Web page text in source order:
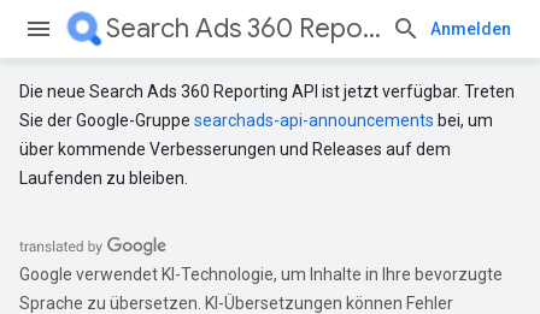
Search Ads 360 Reporting API Anmelden
Die neue Search Ads 360 Reporting API ist jetzt verfügbar. Treten
Sie der Google-Gruppe searchads-api-announcements bei, um
über kommende Verbesserungen und Releases auf dem
Laufenden zu bleiben.
Google verwendet KI-Technologie, um Inhalte in Ihre bevorzugte
Sprache zu übersetzen. KI-Übersetzungen können Fehler